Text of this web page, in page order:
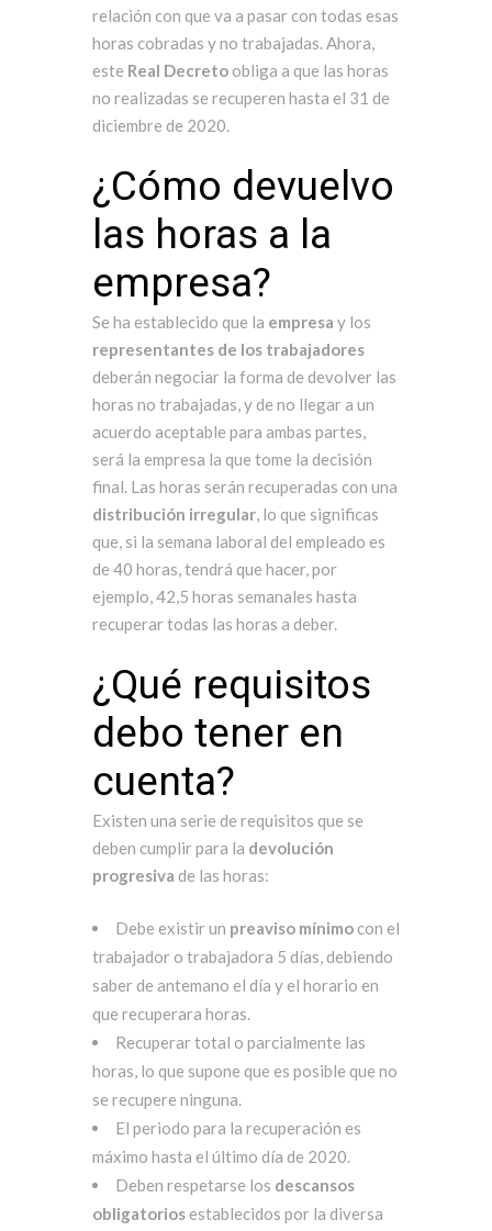
relación con que va a pasar con todas esas
horas cobradas y no trabajadas. Ahora,
este Real Decreto obliga a que las horas
no realizadas se recuperen hasta el 31 de
diciembre de 2020.
¿Cómo devuelvo
las horas a la
empresa?
Se ha establecido que la empresa y los
representantes de los trabajadores
deberán negociar la forma de devolver las
horas no trabajadas, y de no llegar a un
acuerdo aceptable para ambas partes,
será la empresa la que tome la decisión
final. Las horas serán recuperadas con una
distribución irregular, lo que significas
que, si la semana laboral del empleado es
de 40 horas, tendrá que hacer, por
ejemplo, 42,5 horas semanales hasta
recuperar todas las horas a deber.
¿Qué requisitos
debo tener en
cuenta?
Existen una serie de requisitos que se
deben cumplir para la devolución
progresiva de las horas:
Debe existir un preaviso mínimo con el
trabajador o trabajadora 5 días, debiendo
saber de antemano el día y el horario en
que recuperara horas.
Recuperar total o parcialmente las
horas, lo que supone que es posible que no
se recupere ninguna.
El periodo para la recuperación es
máximo hasta el último día de 2020.
Deben respetarse los descansos
obligatorios establecidos por la diversa